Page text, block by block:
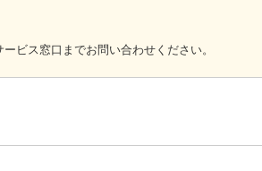
ビス窓口までお問い合わせください。